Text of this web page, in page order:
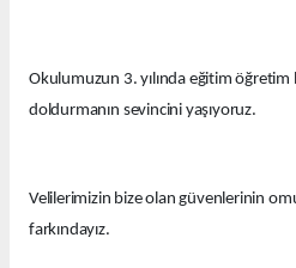
Okulumuzun 3. yılında eğitim öğretim
doldurmanın sevincini yaşıyoruz.
Velilerimizin bize olan güvenlerinin
farkındayız.